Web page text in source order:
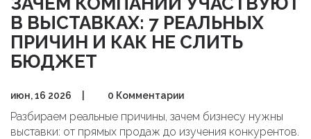
В ВЫСТАВКАХ: 7 РЕАЛЬНЫХ
ПРИЧИН И КАК НЕ СЛИТЬ
БЮДЖЕТ
июн, 16 2026 0 Комментарии
Разбираем реальные причины, зачем бизнесу нужны
выставки: от прямых продаж до изучения конкурентов.